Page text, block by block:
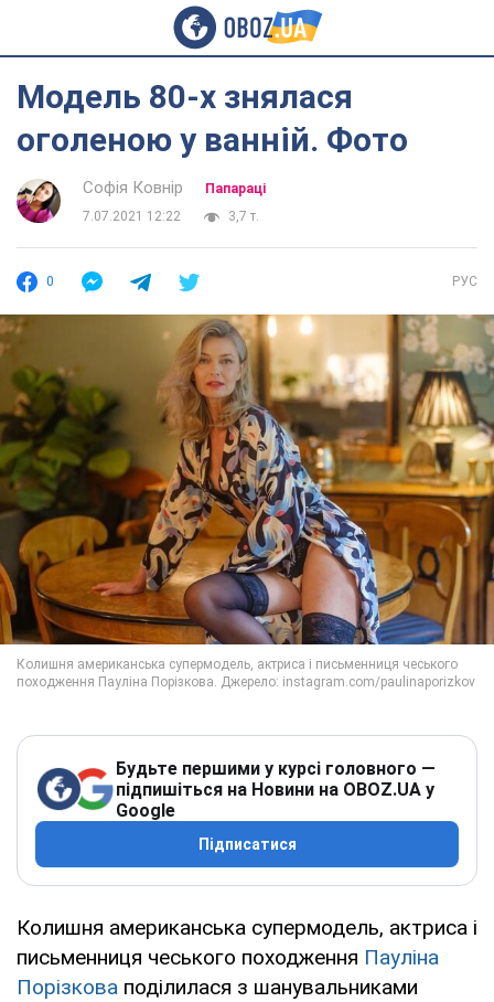
Модель 80-х знялася
оголеною у ванній. Фото
Софія Ковнір
Папараці
7.07.2021 12:22
3,7 т.
0 РУС
Будьте першими у курсі головного —
підпишіться на Новини на OBOZ.UA у
Google
Підписатися
Колишня американська супермодель, актриса і
письменниця чеського походження Пауліна
Порізкова поділилася з шанувальниками